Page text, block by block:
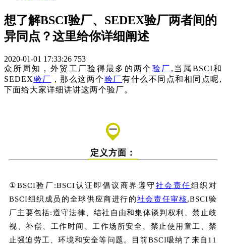
想了解BSCI验厂、SEDEX验厂两者间的
异同点？这里给你详细阐述
2020-01-01 17:33:26 753
众所周知，外贸工厂验得最多的两个 验厂 , 当属BSCI和
SEDEX验厂 ，那么这两个验厂有什么不同点和相同点呢,
下面给大家详细讲讲这两个验厂。
一
定义方面：
①BSCI验厂:BSCI认证即倡议商界遵守 社会责任组织对
BSCI组织成员的全球供应商进行的社会责任审核,BSCI验
厂主要包括:遵守法律、结社自由和集体谈判权利、禁止歧
视、补偿、工作时间、工作场所安全、禁止使用童工、禁
止强迫劳工、环境和安全等问题。目前BSCI吸纳了来自11